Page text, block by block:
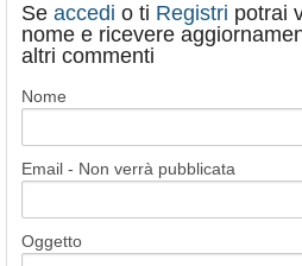
Se accedi o ti Registri potrai
nome e ricevere
altri commenti
Nome
Email - Non verrà pubblicata
Oggetto